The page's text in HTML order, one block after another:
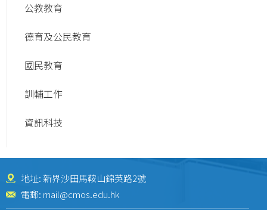
公教教育
德育及公民教育
國民教育
訓輔工作
資訊科技
地址: 新界沙田馬鞍山錦英路2號
電郵: mail@cmos.edu.hk